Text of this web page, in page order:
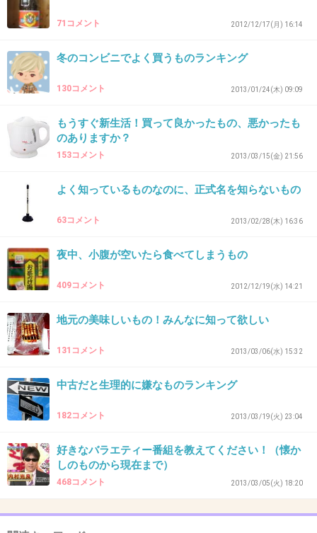
コンビニの肉まん、あんまん、ピザまんなどです。
+5
35. 匿名 2012/11/23(金) 15:45:47
赤から美味いよね。
冬はやっぱり鍋。作るのも片付けも楽でいいわ♪
+3 -0
冬はやっぱりおでんでしょ
37. 匿名2012/11/23(金) 16:58:23
キムチ鍋は鉄板。冬以外は食べないけど。
鍋もいいけどおでんもいいな
71コメント 2012/12/17(月) 16:14
冬のコンビニでよく買うものランキング
130コメント 2013/01/24(木) 09:09
もうすぐ新生活！買って良かったもの、悪かったも
のありますか？
153コメント 2013/03/15(金) 21:56
よく知っているものなのに、正式名を知らないもの
63コメント 2013/02/28(木) 16:36
夜中、小腹が空いたら食べてしまうもの
409コメント 2012/12/19(水) 14:21
地元の美味しいもの！みんなに知って欲しい
131コメント 2013/03/06(水) 15:32
中古だと生理的に嫌なものランキング
182コメント 2013/03/19(火) 23:04
好きなバラエティー番組を教えてください！（懐か
しのものから現在まで）
468コメント 2013/03/05(火) 18:20